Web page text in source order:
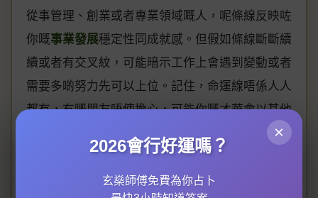
從事管理、創業或者專業領域嘅人，呢條線反映咗
你嘅事業發展穩定性同成就感。但假如條線斷斷續
續或者有交叉紋，可能暗示工作上會遇到變動或者
需要多啲努力先可以上位。記住，命運線唔係人人
都有，冇嘅朋友唔使擔心，可能你嘅才華會以其他
線。好多人都誤以為婚姻線數量多就代表桃花旺，
×
2026會行好運嗎？
玄燊師傅免費為你占卜